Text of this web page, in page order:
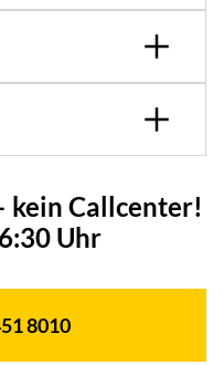
kein Callcenter!
Uhr
8010